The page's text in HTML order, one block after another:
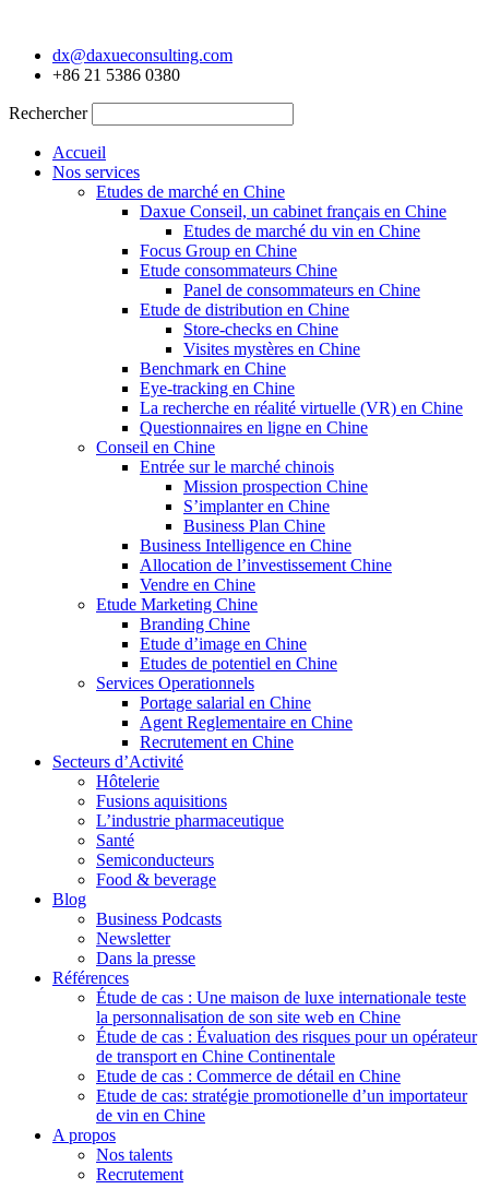
contenudx@daxueconsulting.com
+86 21 5386 0380
Rechercher
Accueil
Nos services
Etudes de marché en Chine
Daxue Conseil, un cabinet français en Chine
Etudes de marché du vin en Chine
Focus Group en Chine
Etude consommateurs Chine
Panel de consommateurs en Chine
Etude de distribution en Chine
Store-checks en Chine
Visites mystères en Chine
Benchmark en Chine
Eye-tracking en Chine
La recherche en réalité virtuelle (VR) en Chine
Questionnaires en ligne en Chine
Conseil en Chine
Entrée sur le marché chinois
Mission prospection Chine
S’implanter en Chine
Business Plan Chine
Business Intelligence en Chine
Allocation de l’investissement Chine
Vendre en Chine
Etude Marketing Chine
Branding Chine
Etude d’image en Chine
Etudes de potentiel en Chine
Services Operationnels
Portage salarial en Chine
Agent Reglementaire en Chine
Recrutement en Chine
Secteurs d’Activité
Hôtelerie
Fusions aquisitions
L’industrie pharmaceutique
Santé
Semiconducteurs
Food & beverage
Blog
Business Podcasts
Newsletter
Dans la presse
Références
Étude de cas : Une maison de luxe internationale teste
la personnalisation de son site web en Chine
Étude de cas : Évaluation des risques pour un opérateur
de transport en Chine Continentale
Etude de cas : Commerce de détail en Chine
Etude de cas: stratégie promotionelle d’un importateur
de vin en Chine
A propos
Nos talents
Recrutement